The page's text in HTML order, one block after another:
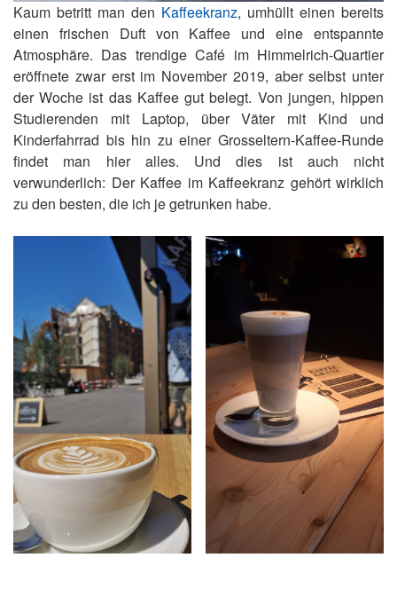
Kaum betritt man den Kaffeekranz, umhüllt einen bereits
einen frischen Duft von Kaffee und eine entspannte
Atmosphäre. Das trendige Café im Himmelrich-Quartier
eröffnete zwar erst im November 2019, aber selbst unter
der Woche ist das Kaffee gut belegt. Von jungen, hippen
Studierenden mit Laptop, über Väter mit Kind und
Kinderfahrrad bis hin zu einer Grosseltern-Kaffee-Runde
findet man hier alles. Und dies ist auch nicht
verwunderlich: Der Kaffee im Kaffeekranz gehört wirklich
zu den besten, die ich je getrunken habe.